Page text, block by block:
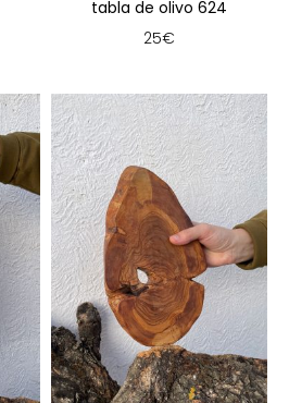
tabla de olivo 624
25€